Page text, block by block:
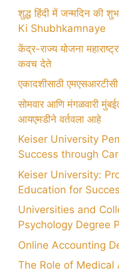
शुद्ध हिंदी में जन्मदिन की
Ki Shubhkamnaye
केंद्र-राज्य योजना
कवच देते
एकादशीसाठी
सोमवार आणि मंगळवारी
आयएमडीने वर्तवला आहे
Keiser University
Success through
Keiser University:
Education for
Universities and
Psychology Degree
Online Accounting
The Role of Medical